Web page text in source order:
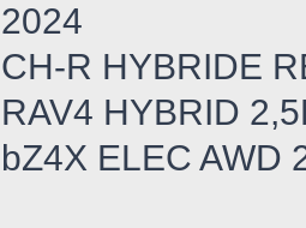
2024
CH-R HYBRIDE
RAV4 HYBRID
bZ4X ELEC AWD